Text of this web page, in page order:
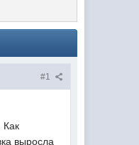
#1
Как
выросла